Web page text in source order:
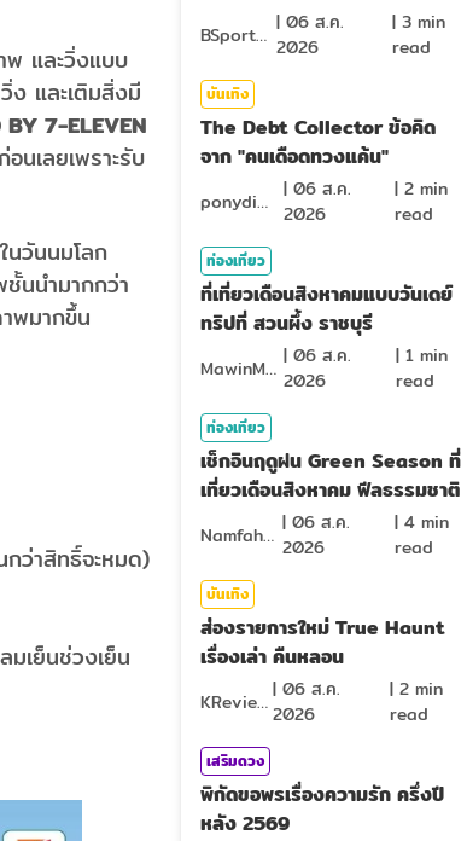
พ และวิ่งแบบ
ง และเติมสิ่งมี
BY 7-ELEVEN
นเลยเพราะรับ
วันนมโลก
นนำมากกว่า
พมากขึ้น
ว่าสิทธิ์จะหมด)
เย็นช่วงเย็น
BSports8 |06 ส.ค.
2026
| 3min
read
บันเทิง
The Debt Collector ข้อคิด
จาก "คนเดือดทวงแค้น"
ponydiary | 06 ส.ค.
2026
|2 min
read
ท่องเที่ยว
ที่เที่ยวเดือนสิงหาคมแบบวันเดย์
ทริปที่ สวนผึ้ง ราชบุรี
MawinMatravel | 06 ส.ค.
2026
| 1min
read
ท่องเที่ยว
เช็กอินฤดูฝน Green Season ที่
เที่ยวเดือนสิงหาคม ฟีลธรรมชาติ
NamfahPhupha |06 ส.ค.
2026
| 4min
read
บันเทิง
ส่องรายการใหม่ True Haunt
เรื่องเล่า คืนหลอน
KReview|06 ส.ค.
2026
|2 min
read
เสริมดวง
พิกัดขอพรเรื่องความรัก ครึ่งปี
หลัง 2569